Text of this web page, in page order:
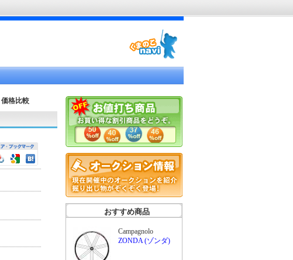
価格比較
おすすめ商品
Campagnolo
ZONDA (ゾンダ)